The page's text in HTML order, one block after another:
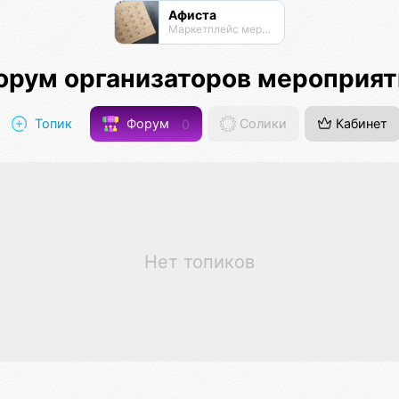
Афиста
Маркетплейс мероприятий
организаторов
Топик Форум 0 Солики Кабинет
Нет топиков